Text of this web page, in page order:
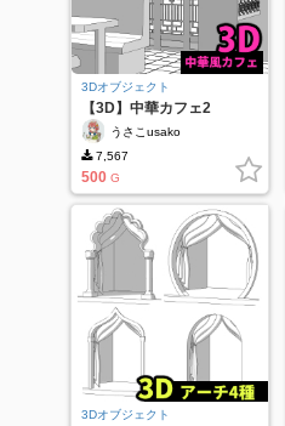
3Dオブジェクト
【3D】中華カフェ2
うさこusako
7,567
500 G
3Dオブジェクト